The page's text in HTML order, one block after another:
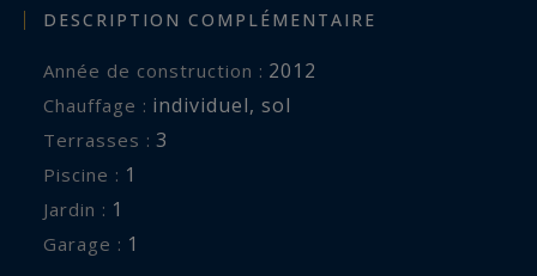
DESCRIPTION COMPLÉMENTAIRE
Année de construction : 2012
Chauffage : individuel, sol
terrasses : 3
piscine : 1
jardin : 1
garage : 1